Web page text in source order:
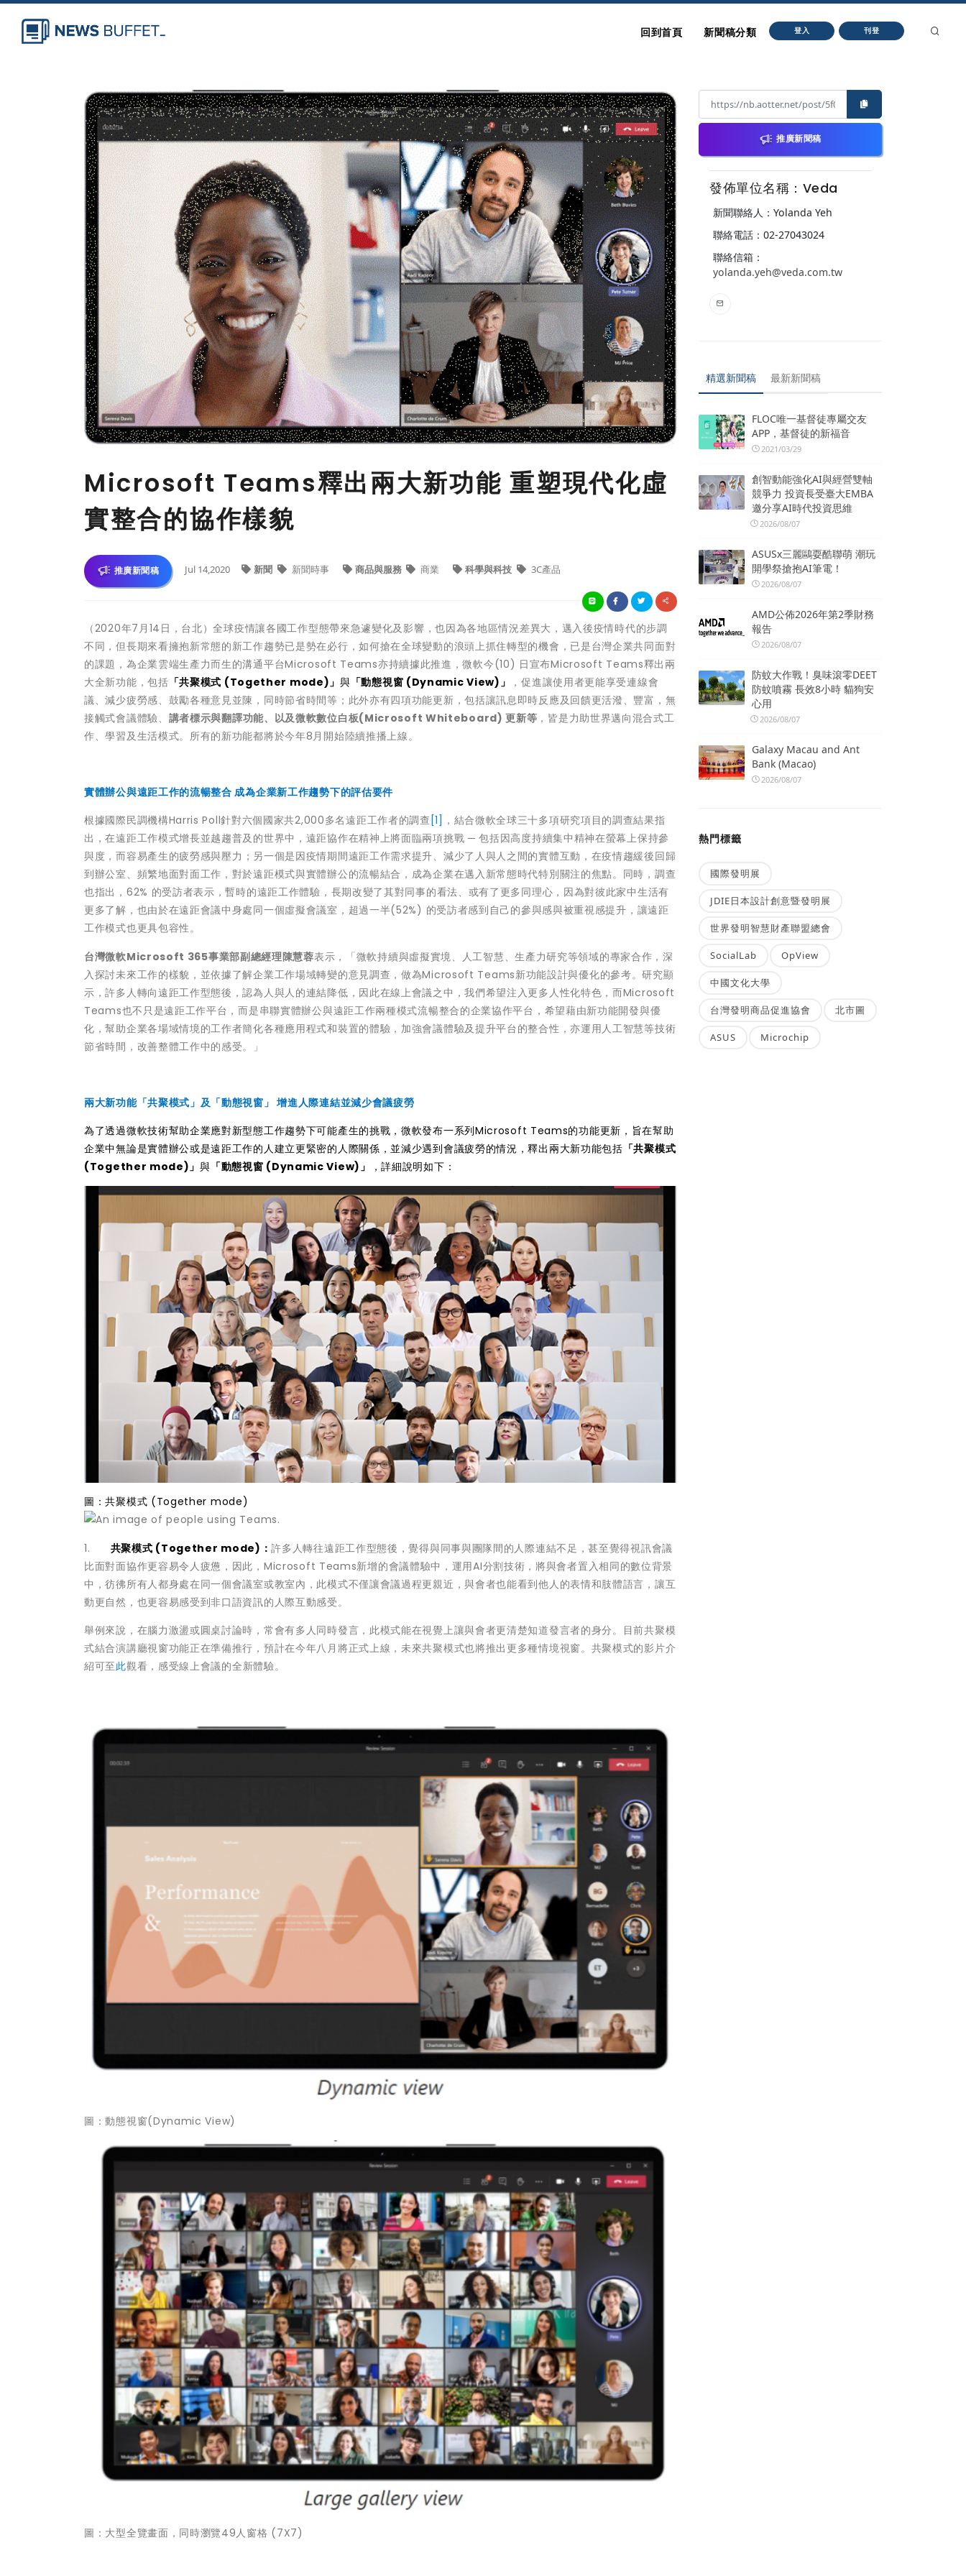
回到首頁 新聞稿分類 登入 刊登
Microsoft Teams釋出兩大新功能 重塑現代化虛
實整合的協作樣貌
推廣新聞稿 Jul 14,2020 新聞 新聞時事 商品與服務 商業 科學與科技 3C產品
（2020年7月14日，台北）全球疫情讓各國工作型態帶來急遽變化及影響，也因為各地區情況差異大，邁入後疫情時代的步調
不同，但長期來看擁抱新常態的新工作趨勢已是勢在必行，如何搶在全球變動的浪頭上抓住轉型的機會，已是台灣企業共同面對
的課題，為企業雲端生產力而生的溝通平台Microsoft Teams亦持續據此推進，微軟今(10) 日宣布Microsoft Teams釋出兩
大全新功能，包括 「共聚模式 (Together mode)」與 「動態視窗 (Dynamic View)」
，促進讓使用者更能享受連線會
議、減少疲勞感、鼓勵各種意見並陳，同時節省時間等；此外亦有四項功能更新，包括讓訊息即時反應及回饋更活潑、豐富，無
接觸式會議體驗、 講者標示與翻譯功能、以及微軟數位白板(Microsoft Whiteboard) 更新等 ，皆是力助世界邁向混合式工
作、學習及生活模式。所有的新功能都將於今年8月開始陸續推播上線。
實體辦公與遠距工作的流暢整合 成為企業新工作趨勢下的評估要件
根據國際民調機構Harris Poll針對六個國家共2,000多名遠距工作者的調查 [1] ，結合微軟全球三十多項研究項目的調查結果指
出，在遠距工作模式增長並越趨普及的世界中，遠距協作在精神上將面臨兩項挑戰 ─ 包括因高度持續集中精神在螢幕上保持參
與度，而容易產生的疲勞感與壓力 ；另一個是因疫情期間遠距工作需求提升、減少了人與人之間的實體互動，在疫情趨緩後回歸
到辦公室、頻繁地面對面工作，對於遠距模式與實體辦公的流暢結合 ，成為企業在邁入新常態時代特別關注的焦點。同時，調查
也指出，62% 的受訪者表示，暫時的遠距工作體驗，長期改變了其對同事的看法、或有了更多同理心，因為對彼此家中生活有
更多了解，也由於在遠距會議中身處同一個虛擬會議室，超過一半(52%) 的受訪者感到自己的參與感與被重視感提升，讓遠距
工作模式也更具包容性。
台灣微軟Microsoft 365事業部副總經理陳慧蓉表示，「微軟持續與虛擬實境、人工智慧、生產力研究等領域的專家合作，深
入探討未來工作的樣貌，並依據了解企業工作場域轉變的意見調查，做為Microsoft Teams新功能設計與優化的參考。研究顯
示，許多人轉向遠距工作型態後，認為人與人的連結降低，因此在線上會議之中，我們希望注入更多人性化特色，而Microsoft
Teams也不只是遠距工作平台，而是串聯實體辦公與遠距工作兩種模式流暢整合的企業協作平台，希望藉由新功能開發與優
化，幫助企業各場域情境的工作者簡化各種應用程式和裝置的體驗，加強會議體驗及提升平台的整合性，亦運用人工智慧等技術
節省時間，改善整體工作中的感受。」
兩大新功能「共聚模式」及「動態視窗」 增進人際連結並減少會議疲勞
為了透過微軟技術幫助企業應對新型態工作趨勢下可能產生的挑戰，微軟發布一系列Microsoft Teams的功能更新，旨在幫助
企業中無論是實體辦公或是遠距工作的人建立更緊密的人際關係，並減少遇到會議疲勞的情況，釋出兩大新功能包括 「共聚模式
(Together mode)」與 「動態視窗 (Dynamic View)」 ，詳細說明如下：
圖：共聚模式 (Together mode)
1. 共聚模式 (Together mode)：許多人轉往遠距工作型態後，覺得與同事與團隊間的人際連結不足，甚至覺得視訊會議
比面對面協作更容易令人疲憊，因此，Microsoft Teams新增的會議體驗中，運用AI分割技術，將與會者置入相同的數位背景
中，彷彿所有人都身處在同一個會議室或教室內，此模式不僅讓會議過程更親近，與會者也能看到他人的表情和肢體語言，讓互
動更自然，也更容易感受到非口語資訊的人際互動感受。
舉例來說，在腦力激盪或圓桌討論時，常會有多人同時發言，此模式能在視覺上讓與會者更清楚知道發言者的身分。目前共聚模
式結合演講廳視窗功能正在準備推行，預計在今年八月將正式上線，未來共聚模式也將推出更多種情境視窗。共聚模式的影片介
紹可至此觀看，感受線上會議的全新體驗。
圖：動態視窗(Dynamic View)
圖：大型全覽畫面，同時瀏覽49人窗格 (7X7)
推廣新聞稿
發佈單位名稱：Veda
新聞聯絡人：Yolanda Yeh
聯絡電話：02-27043024
聯絡信箱：
yolanda.yeh@veda.com.tw
精選新聞稿 最新新聞稿
FLOC唯一基督徒專屬交友
APP，基督徒的新福音
2021/03/29
創智動能強化AI與經營雙軸
競爭力 投資長受臺大EMBA
邀分享AI時代投資思維
2026/08/07
ASUSx三麗鷗耍酷聯萌 潮玩
開學祭搶抱AI筆電！
2026/08/07
AMD公佈2026年第2季財務
報告
2026/08/07
防蚊大作戰！臭味滾零DEET
防蚊噴霧 長效8小時 貓狗安
心用
2026/08/07
Galaxy Macau and Ant
Bank (Macao)
2026/08/07
熱門標籤
國際發明展
JDIE日本設計創意暨發明展
世界發明智慧財產聯盟總會
SocialLab OpView
中國文化大學
台灣發明商品促進協會 北市圖
ASUS Microchip